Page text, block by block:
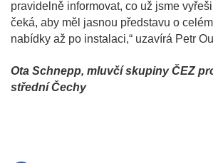
pravidelně informovat, co už jsme
čeká, aby měl jasnou představu o
nabídky až po instalaci,“ uzavírá Petr
Ota Schnepp, mluvčí skupiny ČEZ
střední Čechy